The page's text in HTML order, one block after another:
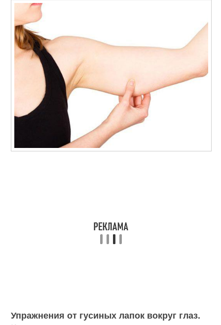
Упражнения от гусиных лапок вокруг глаз.